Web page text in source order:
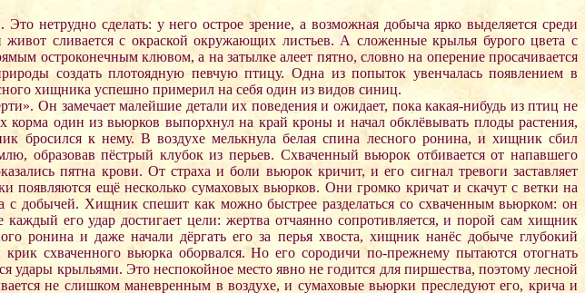
нетрудно сделать: у него острое зрение, а возможная добыча ярко выделяется среди
сливается с окраской окружающих листьев. А сложенные крылья бурого цвета с
остроконечным клювом, а на затылке алеет пятно, словно на оперение просачивается
создать плотоядную певчую птицу. Одна из попыток увенчалась появлением в
хищника успешно примерил на себя один из видов синиц.
Он замечает малейшие детали их поведения и ожидает, пока какая-нибудь из птиц не
один из вьюрков выпорхнул на край кроны и начал обклёвывать плоды растения,
бросился к нему. В воздухе мелькнула белая спина лесного ронина, и хищник сбил
образовав пёстрый клубок из перьев. Схваченный вьюрок отбивается от напавшего
пятна крови. От страха и боли вьюрок кричит, и его сигнал тревоги заставляет
появляются ещё несколько сумаховых вьюрков. Они громко кричат и скачут с ветки на
добычей. Хищник спешит как можно быстрее разделаться со схваченным вьюрком: он
его удар достигает цели: жертва отчаянно сопротивляется, и порой сам хищник
ронина и даже начали дёргать его за перья хвоста, хищник нанёс добыче глубокий
схваченного вьюрка оборвался. Но его сородичи по-прежнему пытаются отогнать
крыльями. Это неспокойное место явно не годится для пиршества, поэтому лесной
не слишком маневренным в воздухе, и сумаховые вьюрки преследуют его, крича и